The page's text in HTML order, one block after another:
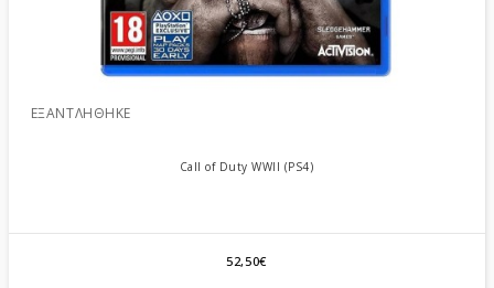
ΕΞΑΝΤΛΉΘΗΚΕ
Call of Duty WWII (PS4)
52,50€